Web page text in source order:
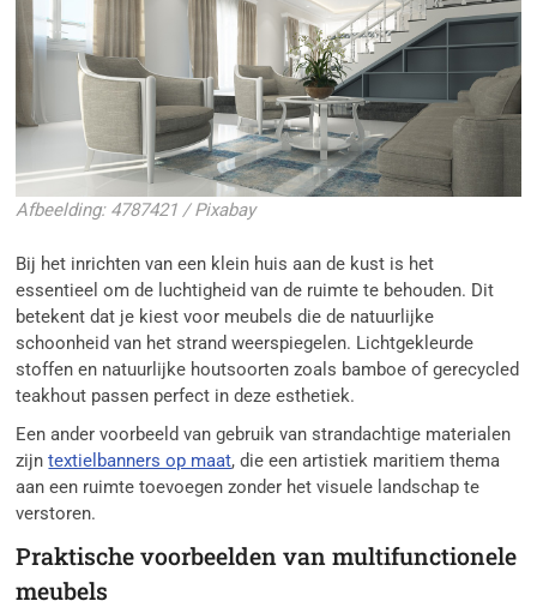
Afbeelding: 4787421 / Pixabay
Bij het inrichten van een klein huis aan de kust is het
essentieel om de luchtigheid van de ruimte te behouden. Dit
betekent dat je kiest voor meubels die de natuurlijke
schoonheid van het strand weerspiegelen. Lichtgekleurde
stoffen en natuurlijke houtsoorten zoals bamboe of gerecycled
teakhout passen perfect in deze esthetiek.
Een ander voorbeeld van gebruik van strandachtige materialen
zijntextielbanners op maat, die een artistiek maritiem thema
aan een ruimte toevoegen zonder het visuele landschap te
verstoren.
Praktische voorbeelden van multifunctionele
meubels